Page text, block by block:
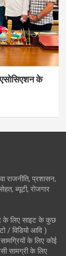
के
राजनीति, प्रशासन,
ब्यूटी, रोजगार
के लिए साइट के कुछ
/ विडियो आदि )
के लिए कोई
सामग्री के लिए